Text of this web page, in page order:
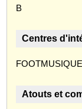
B
Centres
FOOTMUSIQUE
Atouts et